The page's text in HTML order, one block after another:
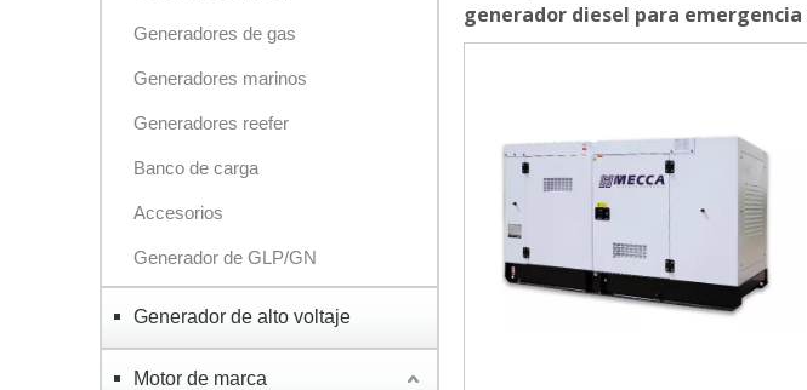
Generadores de gas
Generadores marinos
Generadores reefer
Banco de carga
Accesorios
Generador de GLP/GN
Generador de alto voltaje
Motor de marca
generador diesel para emergencia